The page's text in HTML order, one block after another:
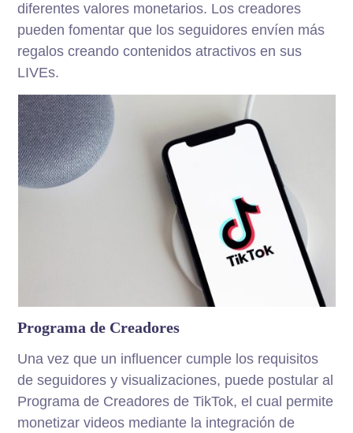
diferentes valores monetarios. Los creadores
pueden fomentar que los seguidores envíen más
regalos creando contenidos atractivos en sus
LIVEs.
Programa de Creadores
Una vez que un influencer cumple los requisitos
de seguidores y visualizaciones, puede postular al
Programa de Creadores de TikTok, el cual permite
monetizar videos mediante la integración de